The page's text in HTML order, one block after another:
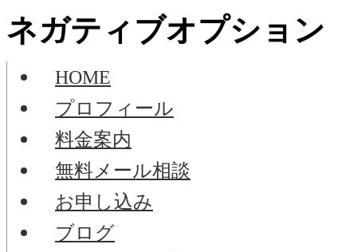
ネガティブオプション
HOME
プロフィール
料金案内
無料メール相談
お申し込み
ブログ